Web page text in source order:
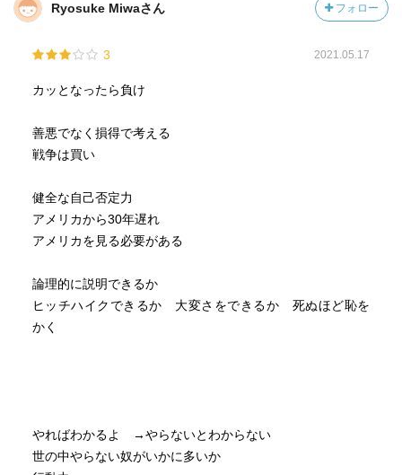
Ryosuke Miwaさん フォロー
3 2021.05.17
カッとなったら負け
善悪でなく損得で考える
戦争は買い
健全な自己否定力
アメリカから30年遅れ
アメリカを見る必要がある
論理的に説明できるか
ヒッチハイクできるか 大変さをできるか 死ぬほど恥を
かく
やればわかるよ →やらないとわからない
世の中やらない奴がいかに多いか